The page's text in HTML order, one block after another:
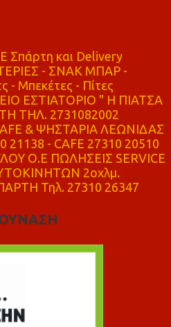
Σπάρτη και Delivery
- ΣΝΑΚ ΜΠΑΡ -
- Μπεκέτες - Πίτες
ΕΣΤΙΑΤΟΡΙΟ " Η ΠΙΑΤΣΑ
ΤΗΛ. 2731082002
& ΨΗΣΤΑΡΙΑ ΛΕΩΝΙΔΑΣ
- CAFE 27310 20510
Ο.Ε ΠΩΛΗΣΕΙΣ SERVICE
2οχλμ.
Τηλ. 27310 26347